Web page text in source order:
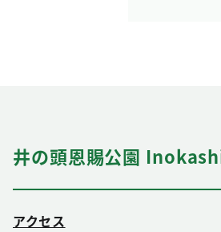
井の頭恩賜公園
アクセス